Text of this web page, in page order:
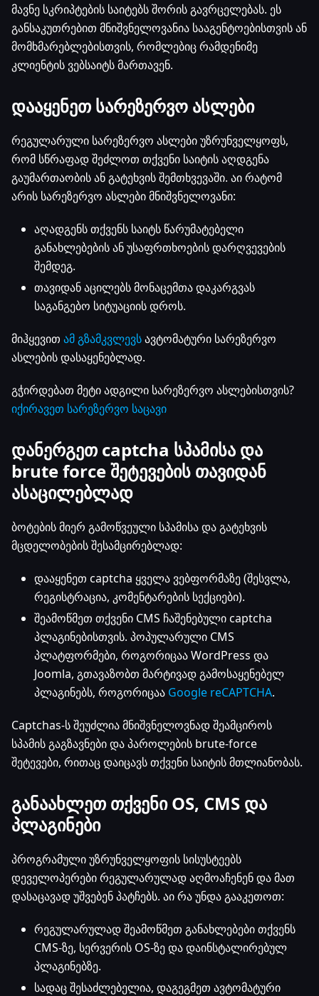
მავნე სკრიპტების საიტებს შორის გავრცელებას. ეს
განსაკუთრებით მნიშვნელოვანია სააგენტოებისთვის ან
მომხმარებლებისთვის, რომლებიც რამდენიმე
კლიენტის ვებსაიტს მართავენ.
დააყენეთ სარეზერვო ასლები
რეგულარული სარეზერვო ასლები უზრუნველყოფს,
რომ სწრაფად შეძლოთ თქვენი საიტის აღდგენა
გაუმართაობის ან გატეხვის შემთხვევაში. აი რატომ
არის სარეზერვო ასლები მნიშვნელოვანი:
აღადგენს თქვენს საიტს წარუმატებელი
განახლებების ან უსაფრთხოების დარღვევების
შემდეგ.
თავიდან აცილებს მონაცემთა დაკარგვას
საგანგებო სიტუაციის დროს.
მიჰყევით ამ გზამკვლევსავტომატური სარეზერვო
ასლების დასაყენებლად.
გჭირდებათ მეტი ადგილი სარეზერვო ასლებისთვის?
იქირავეთ სარეზერვო საცავი
დანერგეთ captcha სპამისა და
brute force შეტევების თავიდან
ასაცილებლად
ბოტების მიერ გამოწვეული სპამისა და გატეხვის
მცდელობების შესამცირებლად:
დააყენეთ captcha ყველა ვებფორმაზე (შესვლა,
რეგისტრაცია, კომენტარების სექციები).
შეამოწმეთ თქვენი CMS ჩაშენებული captcha
პლაგინებისთვის. პოპულარული CMS
პლატფორმები, როგორიცაა WordPress და
Joomla, გთავაზობთ მარტივად გამოსაყენებელ
პლაგინებს, როგორიცაა Google reCAPTCHA.
Captchas-ს შეუძლია მნიშვნელოვნად შეამციროს
სპამის გაგზავნები და პაროლების brute-force
შეტევები, რითაც დაიცავს თქვენი საიტის მთლიანობას.
განაახლეთ თქვენი OS, CMS და
პლაგინები
პროგრამული უზრუნველყოფის სისუსტეებს
დეველოპერები რეგულარულად აღმოაჩენენ და მათ
დასაცავად უშვებენ პატჩებს. აი რა უნდა გააკეთოთ:
რეგულარულად შეამოწმეთ განახლებები თქვენს
CMS-ზე, სერვერის OS-ზე და დაინსტალირებულ
პლაგინებზე.
სადაც შესაძლებელია, დაგეგმეთ ავტომატური